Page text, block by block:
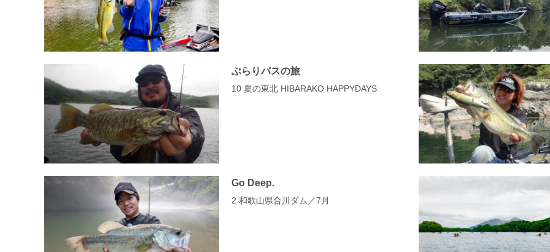
ぶらりバスの旅
10 夏の東北 HIBARAKO HAPPYDAYS
Go Deep.
2 和歌山県合川ダム／7月